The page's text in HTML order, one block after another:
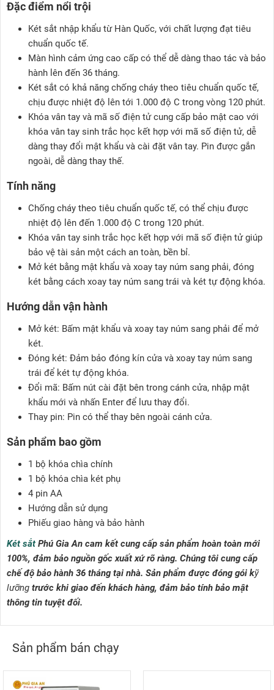
Đặc điểm nổi trội
Két sắt nhập khẩu từ Hàn Quốc, với chất lượng đạt tiêu
chuẩn quốc tế.
Màn hình cảm ứng cao cấp có thể dễ dàng thao tác và bảo
hành lên đến 36 tháng.
Két sắt có khả năng chống cháy theo tiêu chuẩn quốc tế,
chịu được nhiệt độ lên tới 1.000 độ C trong vòng 120 phút.
Khóa vân tay và mã số điện tử cung cấp bảo mật cao với
khóa vân tay sinh trắc học kết hợp với mã số điện tử, dễ
dàng thay đổi mật khẩu và cài đặt vân tay. Pin được gắn
ngoài, dễ dàng thay thế.
Tính năng
Chống cháy theo tiêu chuẩn quốc tế, có thể chịu được
nhiệt độ lên đến 1.000 độ C trong 120 phút.
Khóa vân tay sinh trắc học kết hợp với mã số điện tử giúp
bảo vệ tài sản một cách an toàn, bền bỉ.
Mở két bằng mật khẩu và xoay tay núm sang phải, đóng
két bằng cách xoay tay núm sang trái và két tự động khóa.
Hướng dẫn vận hành
Mở két: Bấm mật khẩu và xoay tay núm sang phải để mở
két.
Đóng két: Đảm bảo đóng kín cửa và xoay tay núm sang
trái để két tự động khóa.
Đổi mã: Bấm nút cài đặt bên trong cánh cửa, nhập mật
khẩu mới và nhấn Enter để lưu thay đổi.
Thay pin: Pin có thể thay bên ngoài cánh cửa.
Sản phẩm bao gồm
1 bộ khóa chìa chính
1 bộ khóa chìa két phụ
4 pin AA
Hướng dẫn sử dụng
Phiếu giao hàng và bảo hành
Két sắt Phú Gia An cam kết cung cấp sản phẩm hoàn toàn mới
100%, đảm bảo nguồn gốc xuất xứ rõ ràng. Chúng tôi cung cấp
chế độ bảo hành 36 tháng tại nhà. Sản phẩm được đóng gói kỹ
lưỡng trước khi giao đến khách hàng, đảm bảo tính bảo mật
thông tin tuyệt đối.
Sản phẩm bán chạy